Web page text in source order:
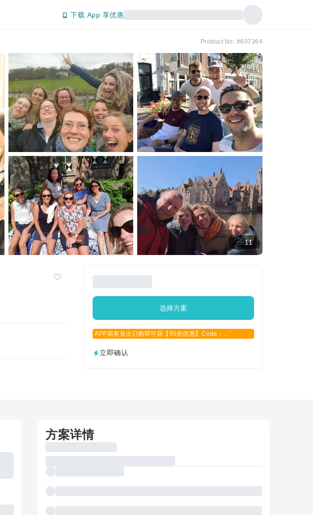
下载 App 享优惠
Product No. #607364
11
选择方案
APP新客首次订购即可获【95折优惠】Code：
立即确认
方案详情